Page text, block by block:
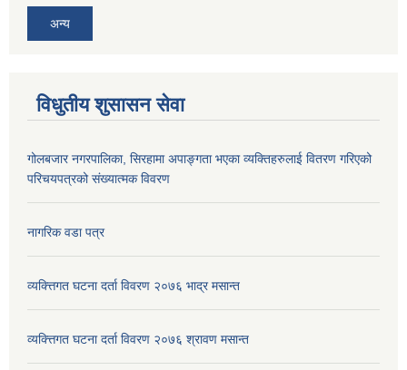
अन्य
विधुतीय शुसासन सेवा
गोलबजार नगरपालिका, सिरहामा अपाङ्गता भएका व्यक्तिहरुलाई वितरण गरिएको
परिचयपत्रको संख्यात्मक विवरण
नागरिक वडा पत्र
व्यक्त्तिगत घटना दर्ता विवरण २०७६ भाद्र मसान्त
व्यक्त्तिगत घटना दर्ता विवरण २०७६ श्रावण मसान्त